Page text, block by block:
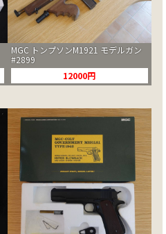
MGC トンプソンM1921 モデルガン
#2899
12000円